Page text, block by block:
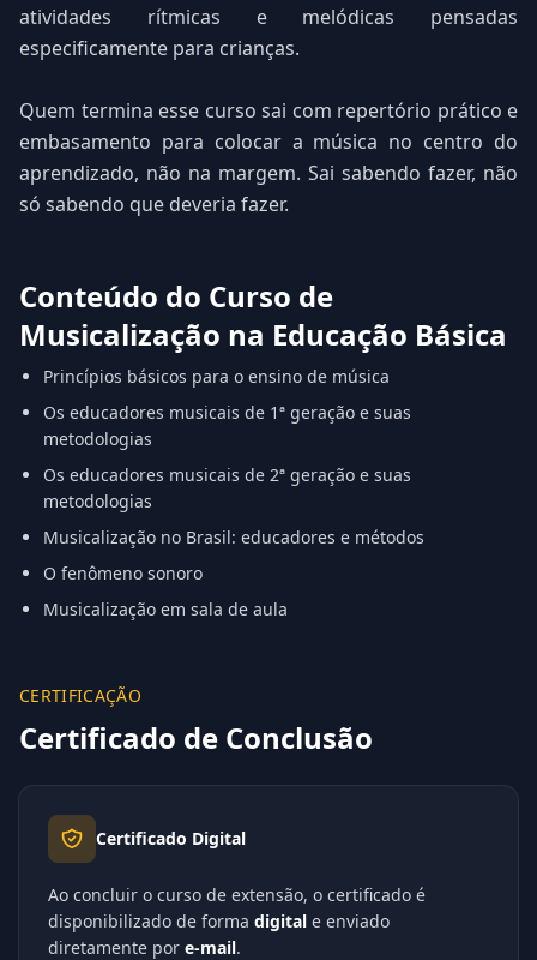
atividades rítmicas e melódicas pensadas
especificamente para crianças.
Quem termina esse curso sai com repertório prático e
embasamento para colocar a música no centro do
aprendizado, não na margem. Sai sabendo fazer, não
só sabendo que deveria fazer.
Conteúdo do Curso de
Musicalização na Educação Básica
Princípios básicos para o ensino de música
Os educadores musicais de 1ª geração e suas
metodologias
Os educadores musicais de 2ª geração e suas
metodologias
Musicalização no Brasil: educadores e métodos
O fenômeno sonoro
Musicalização em sala de aula
CERTIFICAÇÃO
Certificado de Conclusão
Certificado Digital
Ao concluir o curso de extensão, o certificado é
disponibilizado de forma digital e enviado
diretamente por e-mail.